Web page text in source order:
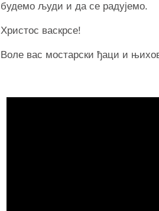
будемо људи и да се радујемо.
Христос васкрсе!
Воле вас мостарски ђаци и